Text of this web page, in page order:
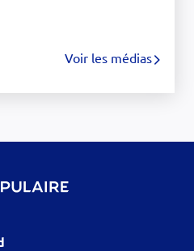
Voir les médias